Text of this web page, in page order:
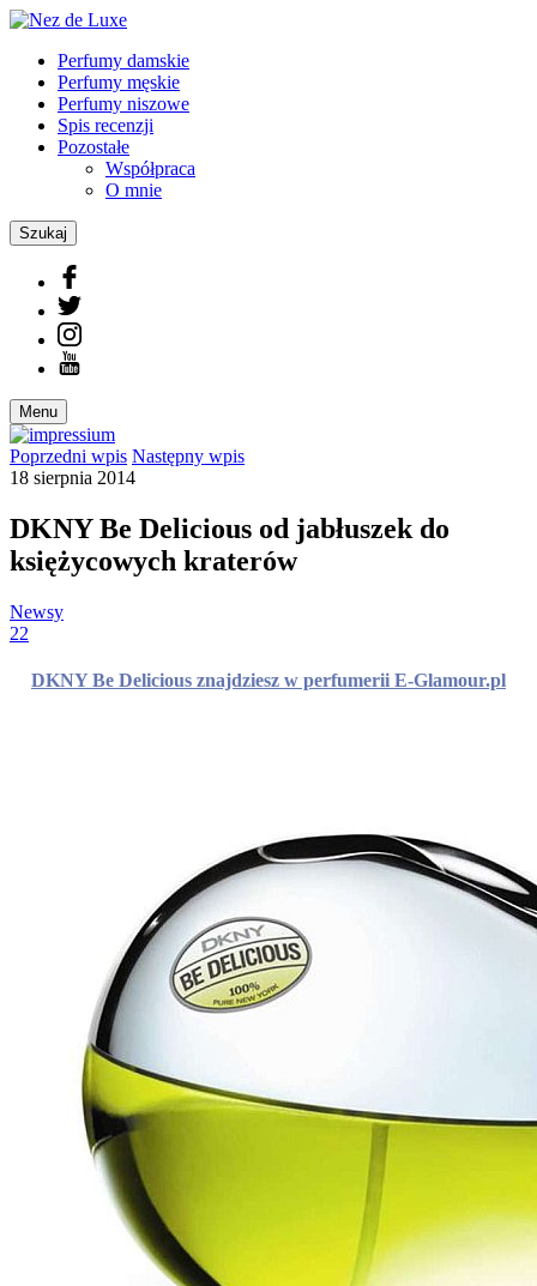
Perfumy damskie
Perfumy męskie
Perfumy niszowe
Spis recenzji
Pozostałe
Współpraca
O mnie
Szukaj
Menu
Poprzedni wpis Następny wpis
18 sierpnia 2014
DKNY Be Delicious od jabłuszek do
księżycowych kraterów
Newsy
22
DKNY Be Delicious znajdziesz w perfumerii E-Glamour.pl